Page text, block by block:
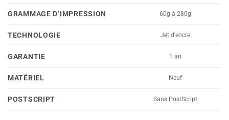
GRAMMAGE D’IMPRESSION 60g à 280g
TECHNOLOGIE Jet d'encre
GARANTIE 1 an
MATÉRIEL Neuf
POSTSCRIPT Sans PostScript